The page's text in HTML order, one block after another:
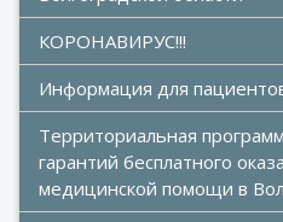
КОРОНАВИРУС!!!
Информация для
Территориальная
гарантий бесплатного
медицинской помощи в